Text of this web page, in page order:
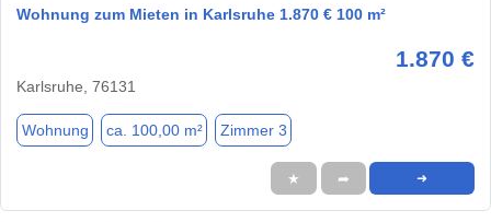
Wohnung zum Mieten in Karlsruhe 1.870 € 100 m²
1.870 €
Karlsruhe, 76131
Wohnung ca. 100,00 m² Zimmer 3
★ ➦ ➜